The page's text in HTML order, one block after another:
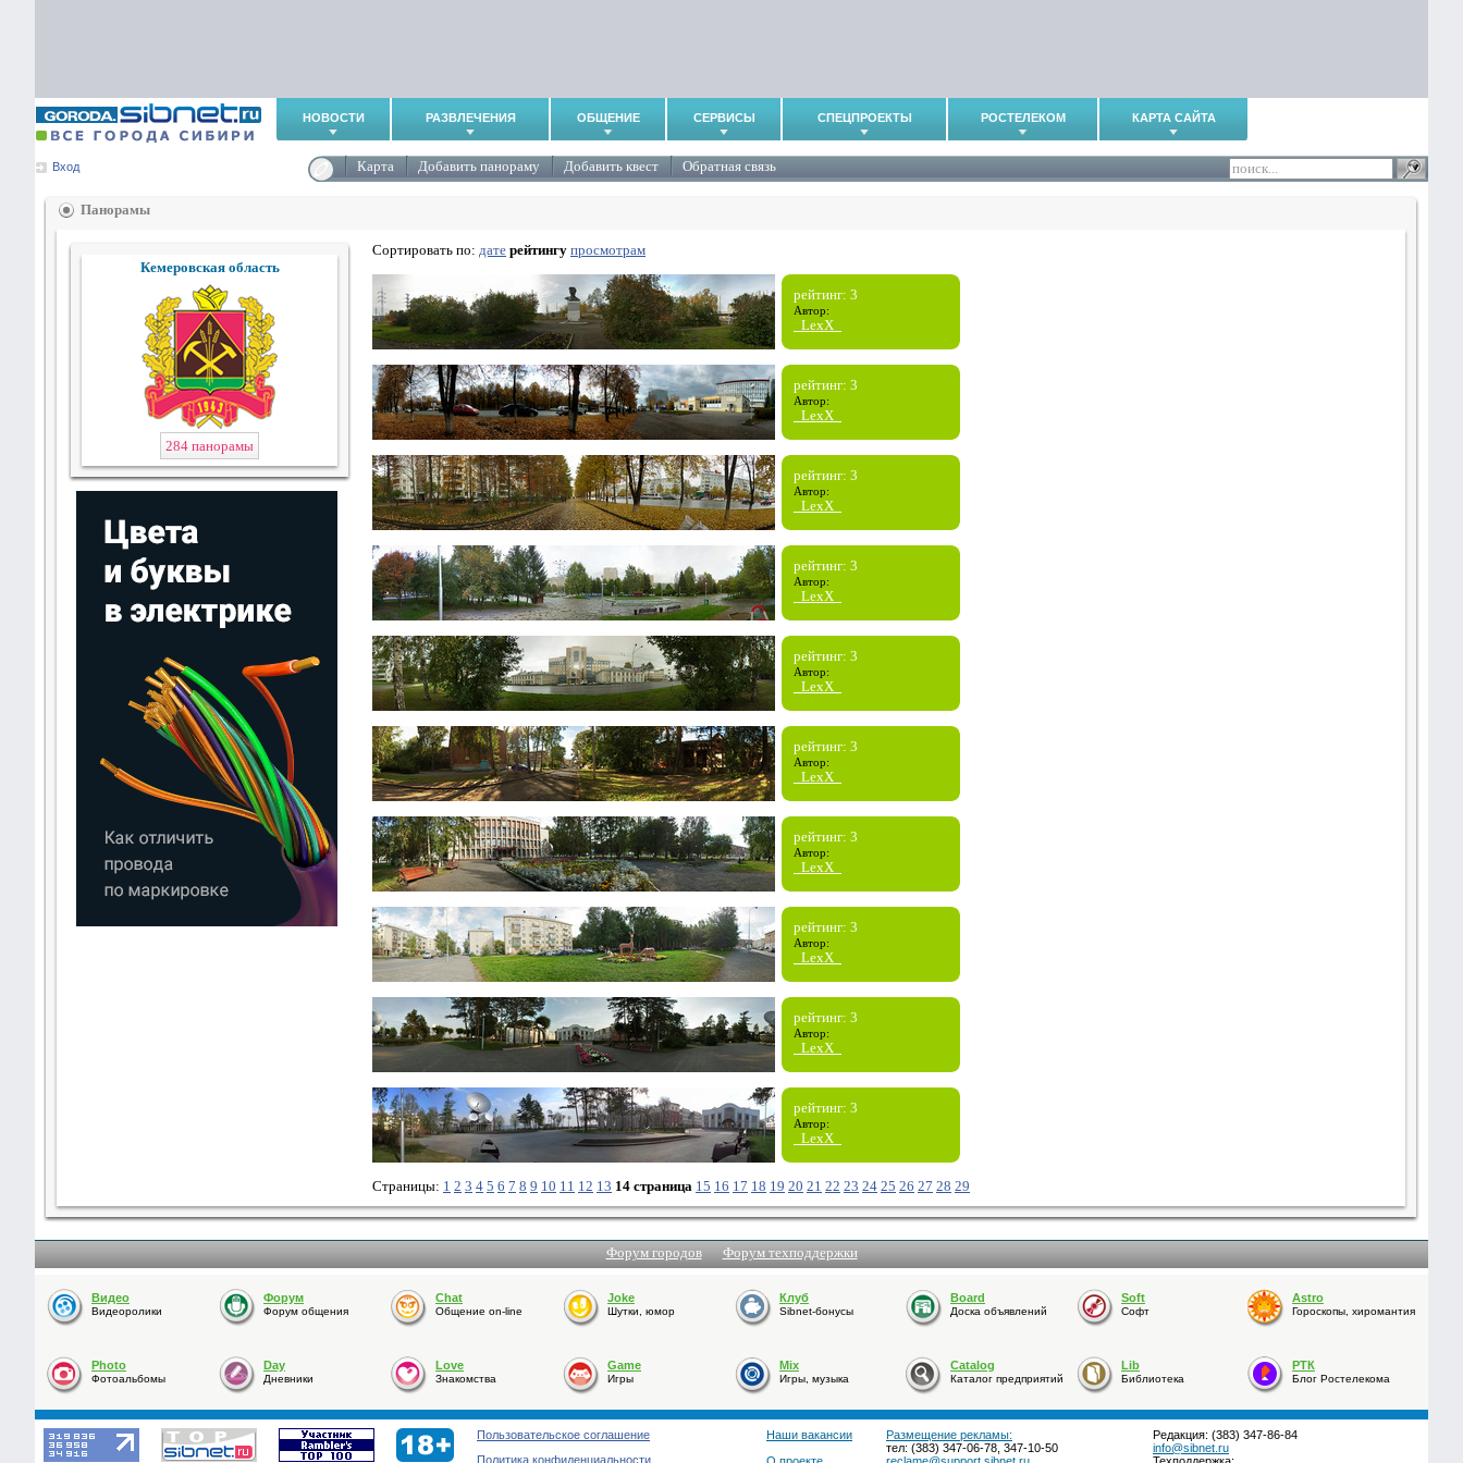
НОВОСТИ РАЗВЛЕЧЕНИЯ ОБЩЕНИЕ СЕРВИСЫ СПЕЦПРОЕКТЫ РОСТЕЛЕКОМ КАРТА САЙТА
Вход Карта Добавить панораму Добавить квест Обратная связь
Панорамы
Кемеровская область
284 панорамы
Сортировать по: дате рейтингу просмотрам
рейтинг: 3
Автор:
_LexX_
рейтинг: 3
Автор:
_LexX_
рейтинг: 3
Автор:
_LexX_
рейтинг: 3
Автор:
_LexX_
рейтинг: 3
Автор:
_LexX_
рейтинг: 3
Автор:
_LexX_
рейтинг: 3
Автор:
_LexX_
рейтинг: 3
Автор:
_LexX_
рейтинг: 3
Автор:
_LexX_
рейтинг: 3
Автор:
_LexX_
Страницы: 1 2 3 4 5 6 7 8 9 10 11 12 13 14 страница 15 16 17 18 19 20 21 22 23 24 25 26 27 28 29
Форум городов Форум техподдержки
Видео
Видеоролики
Форум
Форум общения
Chat
Общение on-line
Joke
Шутки, юмор
Клуб
Sibnet-бонусы
Board
Доска объявлений
Soft
Софт
Astro
Гороскопы, хиромантия
Photo
Фотоальбомы
Day
Дневники
Love
Знакомства
Game
Игры
Mix
Игры, музыка
Catalog
Каталог предприятий
Lib
Библиотека
РТК
Блог Ростелекома
Редакция: (383) 347-86-84
info@sibnet.ru
Размещение рекламы:
тел: (383) 347-06-78, 347-10-50
Наши вакансии
Пользовательское соглашение
Политика конфиденциальности